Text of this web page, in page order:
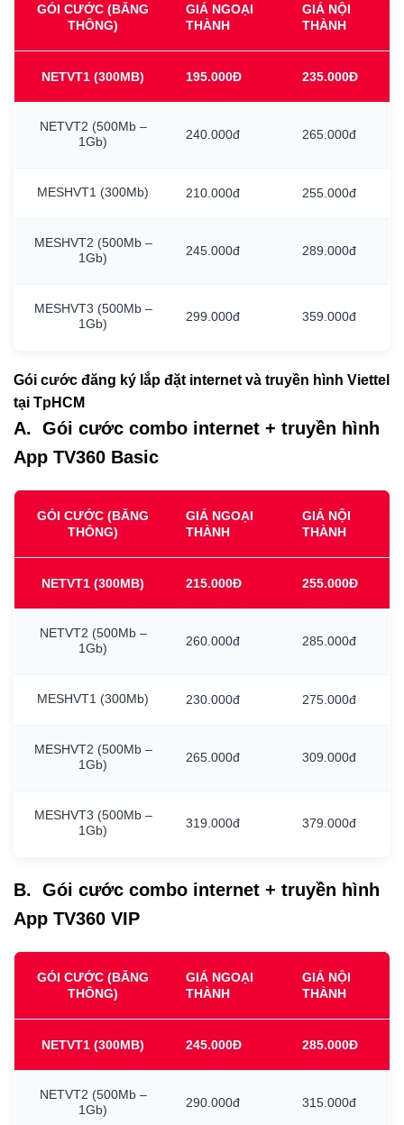
GÓI CƯỚC (BĂNG
THÔNG)
GIÁ NGOẠI
THÀNH
GIÁ NỘI
THÀNH
NETVT1 (300MB) 195.000Đ 235.000Đ
NETVT2 (500Mb –
1Gb)
240.000đ 265.000đ
MESHVT1 (300Mb) 210.000đ 255.000đ
MESHVT2 (500Mb –
1Gb)
245.000đ 289.000đ
MESHVT3 (500Mb –
1Gb)
299.000đ 359.000đ
Gói cước đăng ký lắp đặt internet và truyền hình Viettel
tại TpHCM
A. Gói cước combo internet + truyền hình
App TV360 Basic
GÓI CƯỚC (BĂNG
THÔNG)
GIÁ NGOẠI
THÀNH
GIÁ NỘI
THÀNH
NETVT1 (300MB) 215.000Đ 255.000Đ
NETVT2 (500Mb –
1Gb)
260.000đ 285.000đ
MESHVT1 (300Mb) 230.000đ 275.000đ
MESHVT2 (500Mb –
1Gb)
265.000đ 309.000đ
MESHVT3 (500Mb –
1Gb)
319.000đ 379.000đ
B. Gói cước combo internet + truyền hình
App TV360 VIP
GÓI CƯỚC (BĂNG
THÔNG)
GIÁ NGOẠI
THÀNH
GIÁ NỘI
THÀNH
NETVT1 (300MB) 245.000Đ 285.000Đ
NETVT2 (500Mb –
1Gb)
290.000đ 315.000đ